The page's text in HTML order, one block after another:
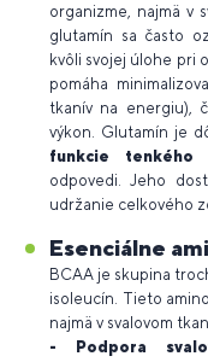
organizme, najmä v
glutamín sa často
kvôli svojej úlohe pri
pomáha
tkanív na energiu),
výkon. Glutamín je
funkcie tenkého
odpovedi. Jeho
udržanie celkového
Esenciálne
BCAA je skupina
isoleucín. Tieto
najmä v svalovom
- Podpora